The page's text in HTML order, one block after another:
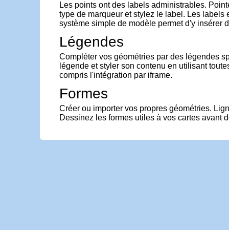
Les points ont des labels administrables.
type de marqueur et stylez le label. Les labels
système simple de modèle permet d'y insérer
Légendes
Compléter vos géométries par des légendes
légende et styler son contenu en utilisant
compris l'intégration par iframe.
Formes
Créer ou importer vos propres géométries.
Dessinez les formes utiles à vos cartes avant